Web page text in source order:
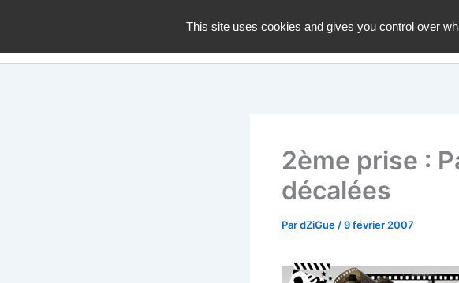
contenu
2ème prise :
décalées
PardZiGue /9 février 2007
This site uses cookies and gives you control over